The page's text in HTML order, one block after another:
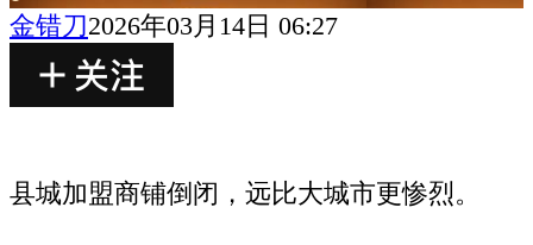
金错刀 2026年03月14日 06:27
县城加盟商铺倒闭，远比大城市更惨烈。